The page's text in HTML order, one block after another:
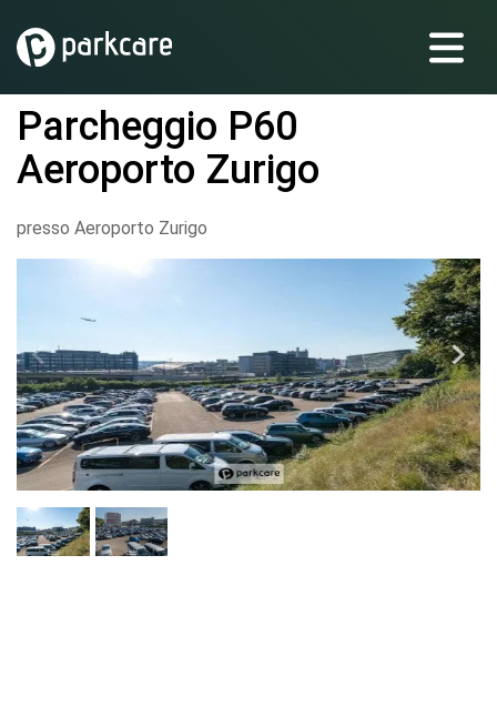
Parcheggio P60
Aeroporto Zurigo
presso Aeroporto Zurigo